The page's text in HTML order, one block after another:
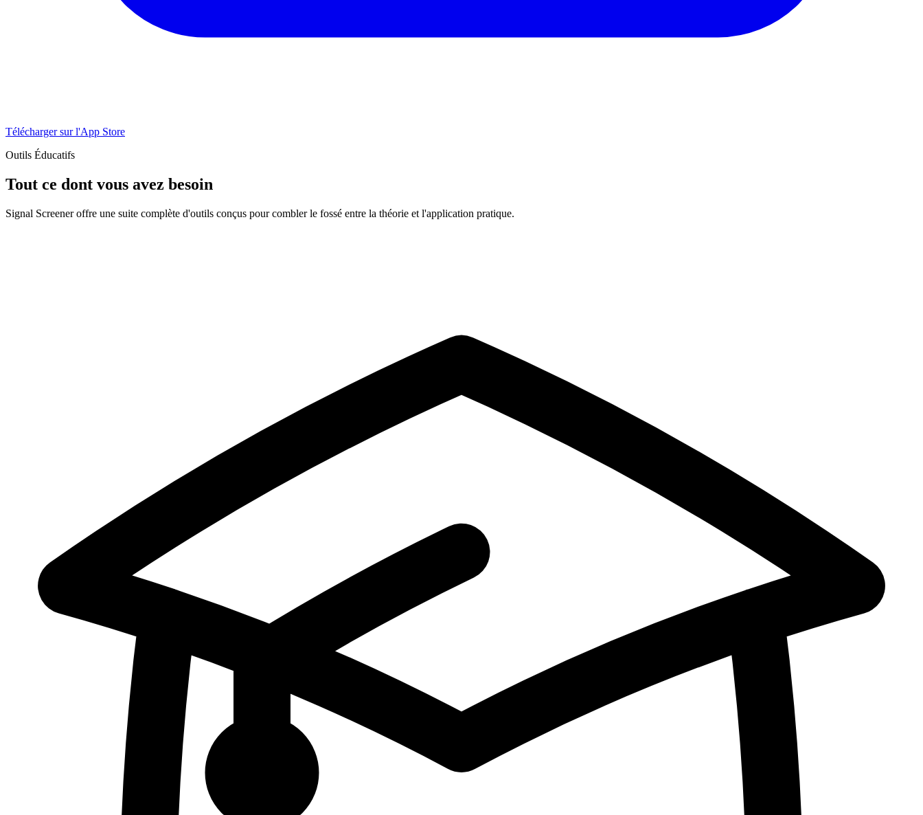
Télécharger sur l'App Store
Outils Éducatifs
Tout ce dont vous avez besoin
Signal Screener offre une suite complète d'outils conçus pour combler le fossé entre la théorie et l'application pratique.